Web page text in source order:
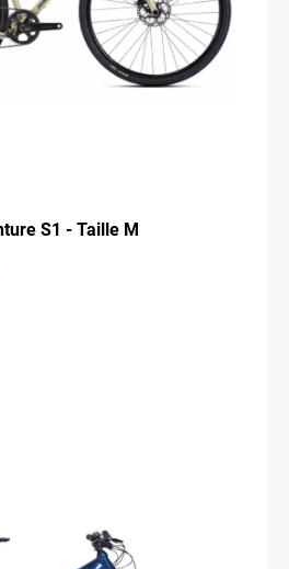
S1 - Taille M